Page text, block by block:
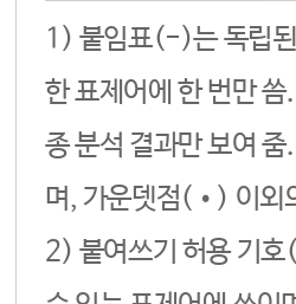
1) 붙임표(-)는 독립된
한 표제어에 한 번만
종 분석 결과만 보여
며, 가운뎃점(•) 이외
2) 붙여쓰기 허용 기호